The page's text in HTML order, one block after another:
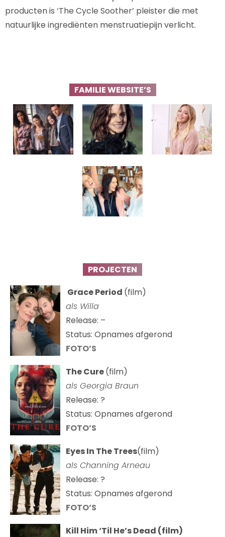
producten is ‘The Cycle Soother’ pleister die met
natuurlijke ingrediënten menstruatiepijn verlicht.
FAMILIE WEBSITE’S
PROJECTEN
Grace Period (film)
als Willa
Release: –
Status: Opnames afgerond
FOTO’S
The Cure(film)
als Georgia Braun
Release: ?
Status: Opnames afgerond
FOTO’S
Eyes In The Trees(film)
als Channing Arneau
Release: ?
Status: Opnames afgerond
FOTO’S
Kill Him ‘Til He’s Dead (film)